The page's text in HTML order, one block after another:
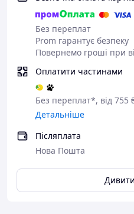
Країна виробник:
Потужність, Вт: 2500 Вт
Діаметр диска, мм: 125
Частота холостого ходу:
Глибина паза: до 30 мм
Ширина паза: до 26 мм
Регулятор глибини: Так
Вага: 4 кг
Живлення: 230 В / 50 Гц
Гарантія: 12 місяців
Комплектація:
Штроборіз Елпром
Картонна коробка
Інструкція щодо
Без переплат
Prom гарантує безпеку
Повернемо гроші при
Оплатити частинами
Без переплат*, від 755
Детальніше
Післяплата
Нова Пошта